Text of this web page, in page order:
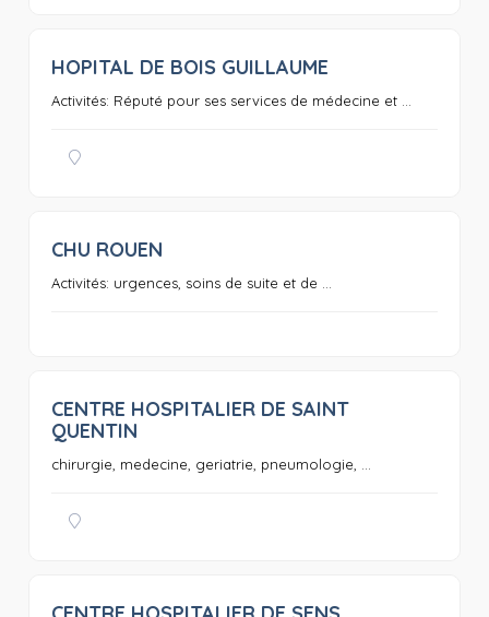
HOPITAL DE BOIS GUILLAUME
Activités: Réputé pour ses services de médecine et ...
CHU ROUEN
Activités: urgences, soins de suite et de ...
CENTRE HOSPITALIER DE SAINT
QUENTIN
chirurgie, medecine, geriatrie, pneumologie, ...